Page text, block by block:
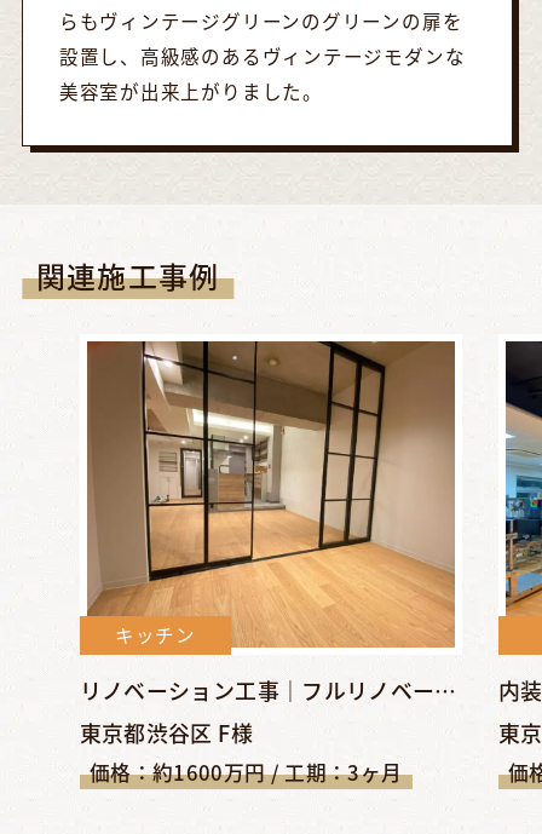
らもヴィンテージグリーンのグリーンの扉を
設置し、高級感のあるヴィンテージモダンな
美容室が出来上がりました。
関連施工事例
キッチン
リノベーション工事｜フルリノベーションでシンプル＆クールな空間に【東京都渋谷区/原宿駅】
東京都渋谷区 F様
価格：約1600万円 / 工期：3ヶ月
東
価